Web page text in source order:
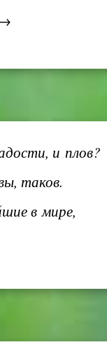
и плов?
таков.
в мире,